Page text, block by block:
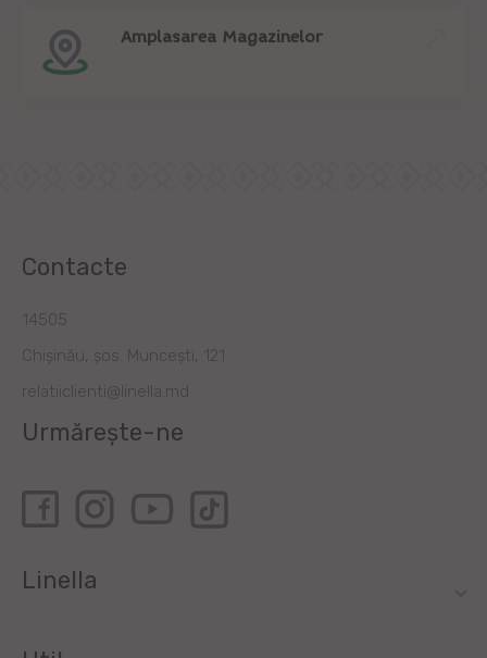
Amplasarea Magazinelor
Contacte
14505
Chișinău, șos. Muncești, 121
relatiiclienti@linella.md
Urmărește-ne
Linella